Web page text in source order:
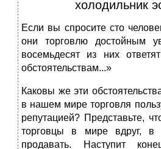
холодильник
Если вы спросите сто
они торговлю достойным
восемьдесят из них
обстоятельствам...»
Каковы же эти
в нашем мире торговля
репутацией? Представьте,
торговцы в мире вдруг, в
продавать. Наступит